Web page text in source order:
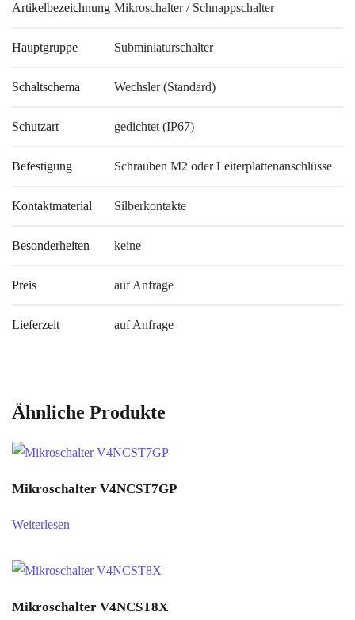
Artikelbezeichnung Mikroschalter / Schnappschalter
Hauptgruppe Subminiaturschalter
Schaltschema Wechsler (Standard)
Schutzart gedichtet (IP67)
Befestigung Schrauben M2 oder Leiterplattenanschlüsse
Kontaktmaterial Silberkontakte
Besonderheiten keine
Preis auf Anfrage
Lieferzeit auf Anfrage
Ähnliche Produkte
Mikroschalter V4NCST7GP
Weiterlesen
Mikroschalter V4NCST8X